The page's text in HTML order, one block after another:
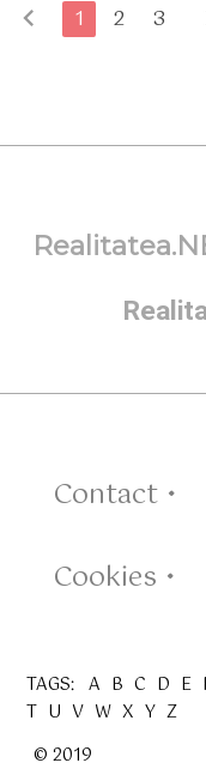
chevron_left 1 2 3
Contact •
Cookies •
TAGS: A B C D E
T U V W X Y Z
© 2019